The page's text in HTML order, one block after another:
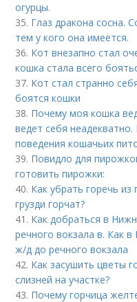
огурцы.
35. Глаз дракона сосна.
тем у кого она имеется.
36. Кот внезапно стал
кошка стала всего
37. Кот стал странно
боятся кошки
38. Почему моя кошка
ведет себя
поведения кошачьих
39. Повидло для
готовить пирожки:
40. Как убрать горечь из
грузди горчат?
41. Как добраться в
речного вокзала в. Как
ж/д до речного вокзала
42. Как засушить цветы
слизней на участке?
43. Почему горчица